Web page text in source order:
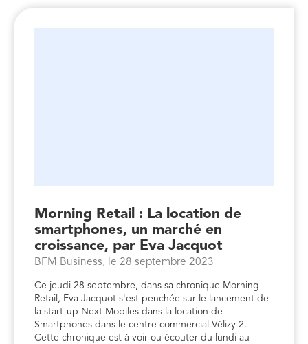
Morning Retail : La location de
smartphones, un marché en
croissance, par Eva Jacquot
BFM Business, le 28 septembre 2023
Ce jeudi 28 septembre, dans sa chronique Morning
Retail, Eva Jacquot s'est penchée sur le lancement de
la start-up Next Mobiles dans la location de
Smartphones dans le centre commercial Vélizy 2.
Cette chronique est à voir ou écouter du lundi au